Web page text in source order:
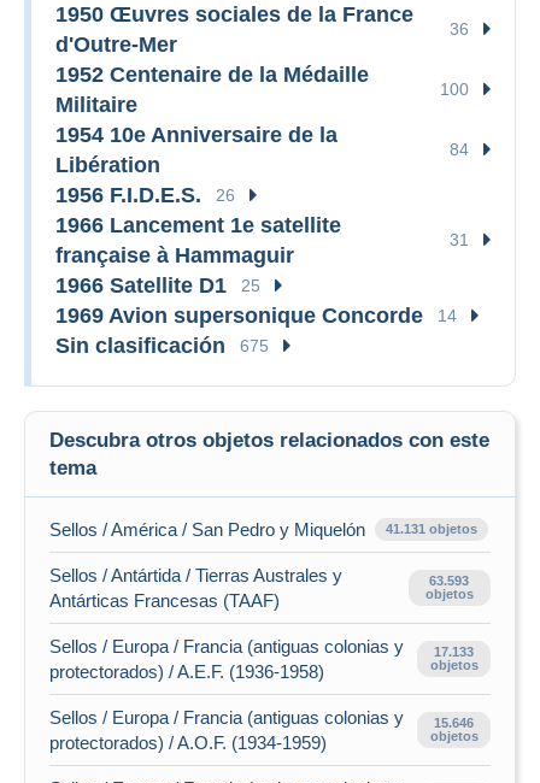
1950 Œuvres sociales de la France
d'Outre-Mer
36
1952 Centenaire de la Médaille
Militaire
100
1954 10e Anniversaire de la
Libération
84
1956 F.I.D.E.S. 26
1966 Lancement 1e satellite
française à Hammaguir
31
1966 Satellite D1 25
1969 Avion supersonique Concorde 14
Sin clasificación 675
Descubra otros objetos relacionados con este
tema
Sellos / América / San Pedro y Miquelón 41.131 objetos
Sellos / Antártida / Tierras Australes y
Antárticas Francesas (TAAF)
63.593
objetos
Sellos / Europa / Francia (antiguas colonias y
protectorados) / A.E.F. (1936-1958)
17.133
objetos
Sellos / Europa / Francia (antiguas colonias y
protectorados) / A.O.F. (1934-1959)
15.646
objetos